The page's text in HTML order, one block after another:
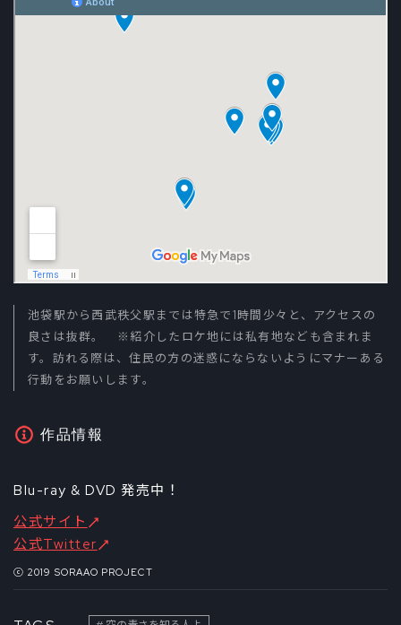
池袋駅から西武秩父駅までは特急で1時間少々と、アクセスの
良さは抜群。 ※紹介したロケ地には私有地なども含まれま
す。訪れる際は、住民の方の迷惑にならないようにマナーある
行動をお願いします。
作品情報
Blu-ray & DVD 発売中！
公式サイト
公式Twitter
ⓒ 2019 SORAAO PROJECT